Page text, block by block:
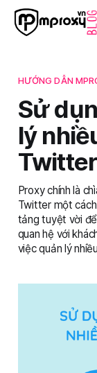
HƯỚNG DẪN
Sử
lý
Twitter
Proxy chính là
Twitter một
tảng tuyệt vời
quan hệ với
việc quản lý